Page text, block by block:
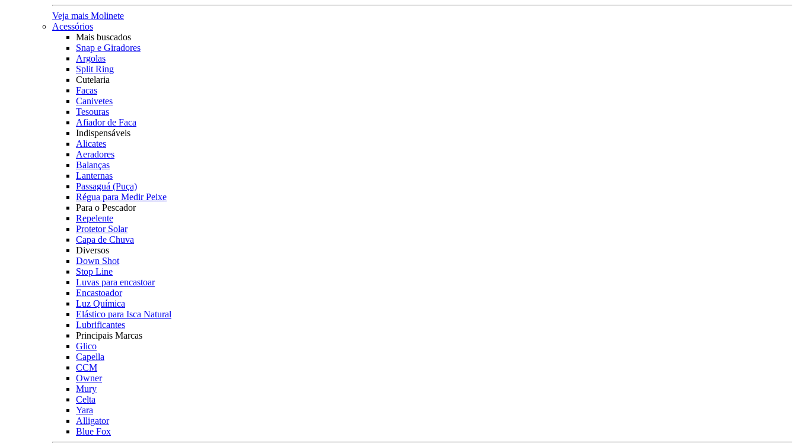
Veja mais Molinete
Acessórios
Mais buscados
Snap e Giradores
Argolas
Split Ring
Cutelaria
Facas
Canivetes
Tesouras
Afiador de Faca
Indispensáveis
Alicates
Aeradores
Balanças
Lanternas
Passaguá (Puça)
Régua para Medir Peixe
Para o Pescador
Repelente
Protetor Solar
Capa de Chuva
Diversos
Down Shot
Stop Line
Luvas para encastoar
Encastoador
Luz Química
Elástico para Isca Natural
Lubrificantes
Principais Marcas
Glico
Capella
CCM
Owner
Mury
Celta
Yara
Alligator
Blue Fox